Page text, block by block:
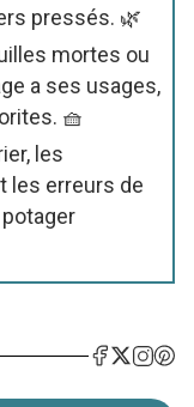
pressés. 🌿
mortes ou
a ses usages,
🧺
les
les erreurs de